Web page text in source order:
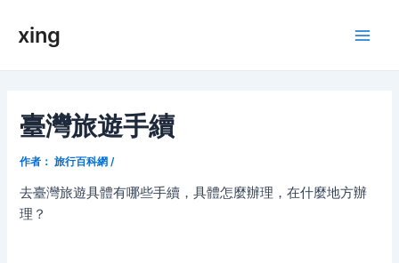
xing
臺灣旅遊手續
作者： 旅行百科網 /
去臺灣旅遊具體有哪些手續，具體怎麼辦理，在什麼地方辦
理？